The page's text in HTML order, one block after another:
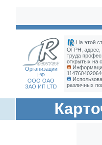
Организации
РФ
ООО ОАО
ЗАО ИП LTD
На этой
ОГРН, адрес,
труда
открытых на
различных